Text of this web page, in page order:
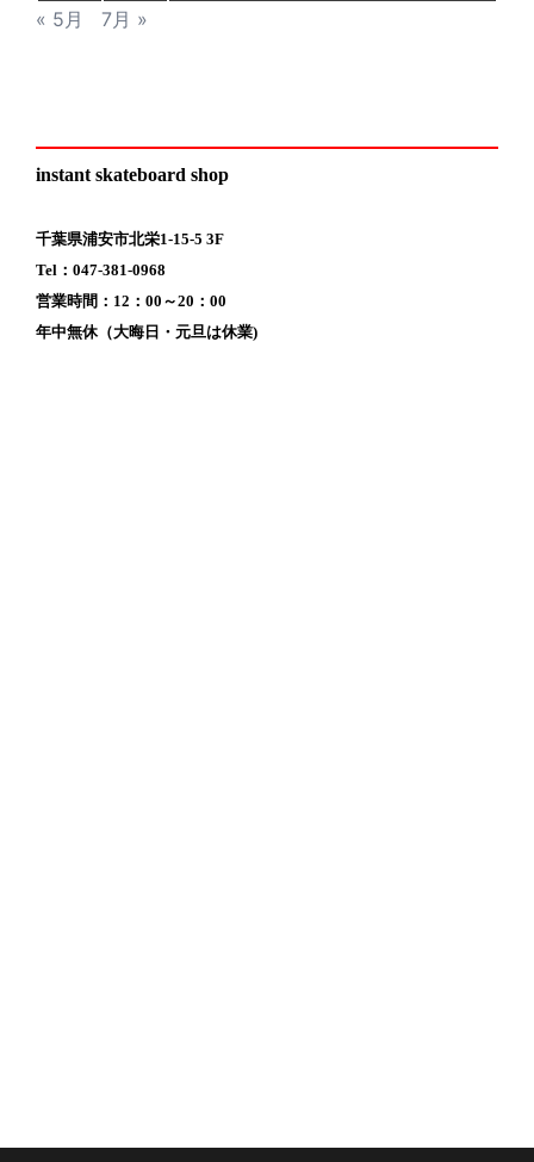
« 5月
7月 »
instant skateboard shop
千葉県浦安市北栄1-15-5 3F
Tel：047-381-0968
営業時間：12：00～20：00
年中無休（大晦日・元旦は休業)